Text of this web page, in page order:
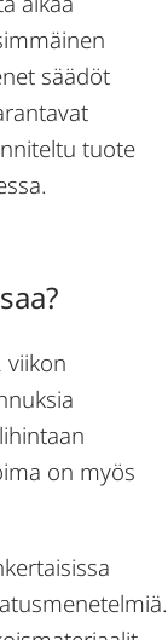
säädöt
tuote
viikon
on myös